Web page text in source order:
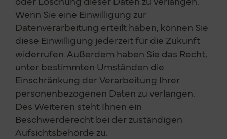
Wenn Sie eine Einwilligung zur
Datenverarbeitung erteilt haben, können Sie
diese Einwilligung jederzeit für die Zukunft
widerrufen. Außerdem haben Sie das Recht,
unter bestimmten Umständen die
Einschränkung der Verarbeitung Ihrer
personenbezogenen Daten zu verlangen.
Des Weiteren steht Ihnen ein
Beschwerderecht bei der zuständigen
Aufsichtsbehörde zu.